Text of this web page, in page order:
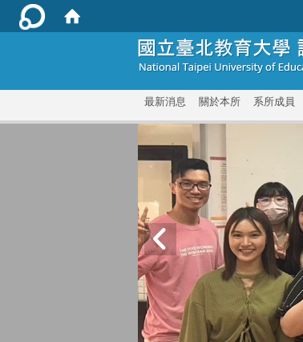
最新消息 關於本所 系所成員